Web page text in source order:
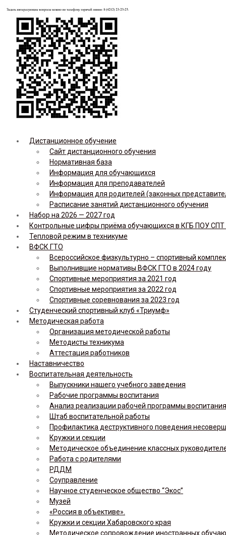
Дистанционное обучение
Сайт дистанционного обучения
Нормативная база
Информация для обучающихся
Информация для преподавателей
Информация для родителей (законных
Расписание занятий дистанционного обучения
Набор на 2026 — 2027 год
Контрольные цифры приёма обучающихся в КГБ ПОУ СПТ
Тепловой режим в техникуме
ВФСК ГТО
Всероссийское физкультурно – спортивный
Выполнившие нормативы ВФСК ГТО в 2024 году
Спортивные мероприятия за 2021 год
Спортивные мероприятия за 2022 год
Спортивные соревнования за 2023 год
Студенческий спортивный клуб «Триумф»
Методическая работа
Организация методической работы
Методисты техникума
Аттестация работников
Наставничество
Воспитательная деятельность
Выпускники нашего учебного заведения
Рабочие программы воспитания
Анализ реализации рабочей программы
Штаб воспитательной работы
Профилактика деструктивного поведения
Кружки и секции
Методическое объединение классных
Работа с родителями
РДДМ
Соуправление
Научное студенческое общество “Экос”
Музей
«Россия в объективе».
Кружки и секции Хабаровского края
Методическое сопровождение иностранных